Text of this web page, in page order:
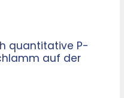
quantitative P-
auf der